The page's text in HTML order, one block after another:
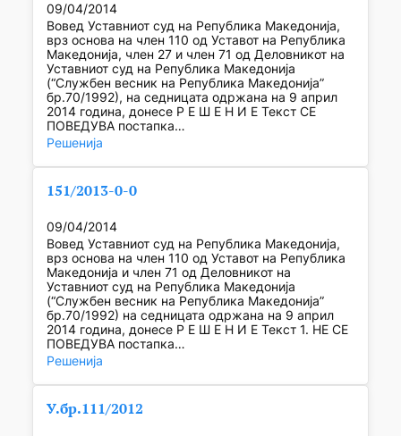
09/04/2014
Вовед Уставниот суд на Република Македонија,
врз основа на член 110 од Уставот на Република
Македонија, член 27 и член 71 од Деловникот на
Уставниот суд на Република Македонија
(“Службен весник на Република Македонија”
бр.70/1992), на седницата одржана на 9 април
2014 година, донесе Р Е Ш Е Н И Е Текст СЕ
ПОВЕДУВА постапка…
Решенија
151/2013-0-0
09/04/2014
Вовед Уставниот суд на Република Македонија,
врз основа на член 110 од Уставот на Република
Македонија и член 71 од Деловникот на
Уставниот суд на Република Македонија
(“Службен весник на Република Македонија”
бр.70/1992) на седницата одржана на 9 април
2014 година, донесе Р Е Ш Е Н И Е Текст 1. НЕ СЕ
ПОВЕДУВА постапка…
Решенија
У.бр.111/2012